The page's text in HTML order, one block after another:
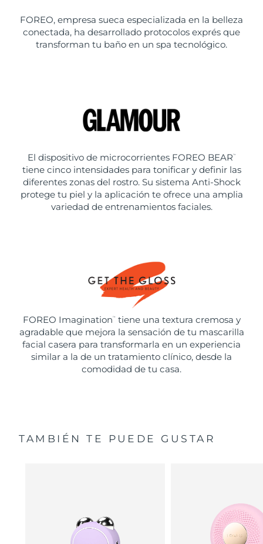
FOREO, empresa sueca especializada en la belleza
conectada, ha desarrollado protocolos exprés que
transforman tu baño en un spa tecnológico.
El dispositivo de microcorrientes FOREO BEAR ™
tiene cinco intensidades para tonificar y definir las
diferentes zonas del rostro. Su sistema Anti-Shock
protege tu piel y la aplicación te ofrece una amplia
variedad de entrenamientos faciales.
FOREO Imagination ™
tiene una textura cremosa y
agradable que mejora la sensación de tu mascarilla
facial casera para transformarla en un experiencia
similar a la de un tratamiento clínico, desde la
comodidad de tu casa.
TAMBIÉN TE PUEDE GUSTAR